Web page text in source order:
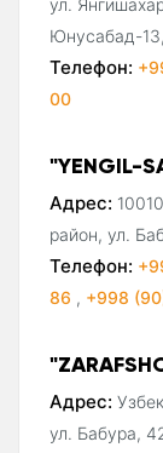
Юнусабад-
Телефон:
00
"YENGIL-
Адрес:
район, ул.
Телефон:
86 , +998
Адрес:
ул. Бабура,